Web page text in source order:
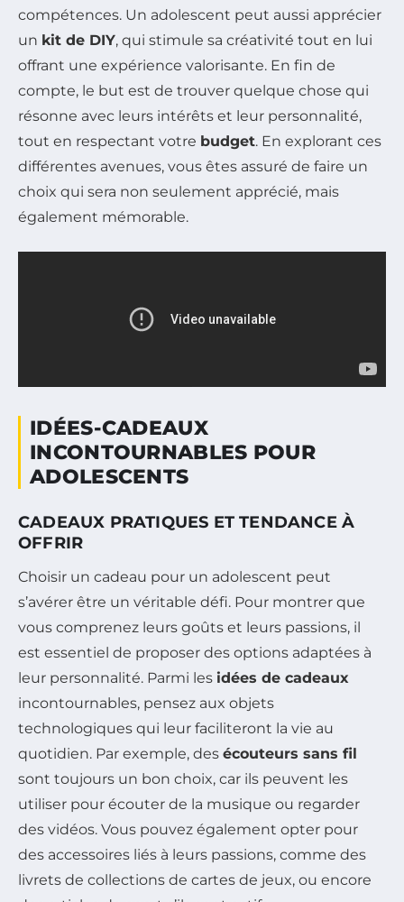
compétences. Un adolescent peut aussi apprécier
un kit de DIY, qui stimule sa créativité tout en lui
offrant une expérience valorisante. En fin de
compte, le but est de trouver quelque chose qui
résonne avec leurs intérêts et leur personnalité,
tout en respectant votre budget. En explorant ces
différentes avenues, vous êtes assuré de faire un
choix qui sera non seulement apprécié, mais
également mémorable.
IDÉES-CADEAUX
INCONTOURNABLES POUR
ADOLESCENTS
CADEAUX PRATIQUES ET TENDANCE À
OFFRIR
Choisir un cadeau pour un adolescent peut
s’avérer être un véritable défi. Pour montrer que
vous comprenez leurs goûts et leurs passions, il
est essentiel de proposer des options adaptées à
leur personnalité. Parmi les idées de cadeaux
incontournables, pensez aux objets
technologiques qui leur faciliteront la vie au
quotidien. Par exemple, des écouteurs sans fil
sont toujours un bon choix, car ils peuvent les
utiliser pour écouter de la musique ou regarder
des vidéos. Vous pouvez également opter pour
des accessoires liés à leurs passions, comme des
livrets de collections de cartes de jeux, ou encore